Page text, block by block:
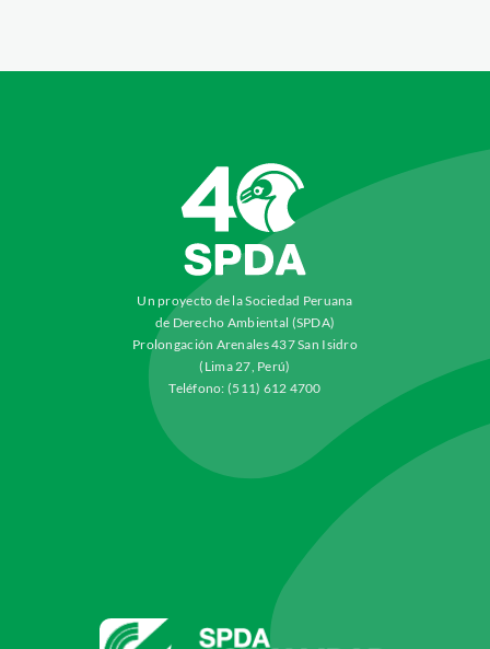
Un proyecto de la Sociedad Peruana
de Derecho Ambiental (SPDA)
Prolongación Arenales 437 San Isidro
(Lima 27, Perú)
Teléfono: (511) 612 4700